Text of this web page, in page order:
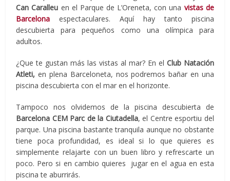
Can Caralleu en el Parque de L’Oreneta, con una vistas de
Barcelona espectaculares. Aquí hay tanto piscina
descubierta para pequeños como una olímpica para
adultos.
¿Que te gustan más las vistas al mar? En el Club Natación
Atleti, en plena Barceloneta, nos podremos bañar en una
piscina descubierta con el mar en el horizonte.
Tampoco nos olvidemos de la piscina descubierta de
Barcelona CEM Parc de la Ciutadella, el Centre esportiu del
parque. Una piscina bastante tranquila aunque no obstante
tiene poca profundidad, es ideal si lo que quieres es
simplemente relajarte con un buen libro y refrescarte un
poco. Pero si en cambio quieres jugar en el agua en esta
piscina te aburrirás.